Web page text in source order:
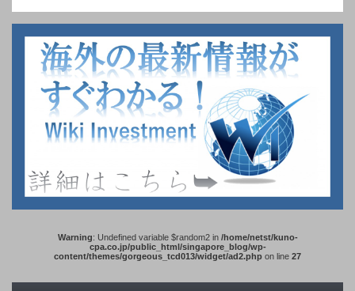
Warning: Undefined variable $random2 in /home/netst/kuno-
cpa.co.jp/public_html/singapore_blog/wp-
content/themes/gorgeous_tcd013/widget/ad2.php on line 27